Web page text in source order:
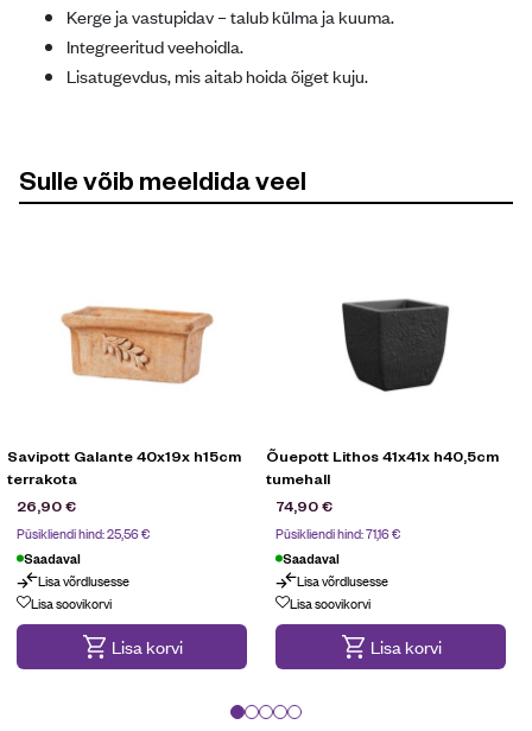
Kerge ja vastupidav – talub külma ja kuuma.
Integreeritud veehoidla.
Lisatugevdus, mis aitab hoida õiget kuju.
Sulle võib meeldida veel
Savipott Galante 40x19x h15cm
terrakota
26,90€
Püsikliendi hind:25,56€
Saadaval
Lisa võrdlusesse
Lisa soovikorvi
Lisa korvi
Õuepott Lithos 41x41x h40,5cm
tumehall
74,90€
Püsikliendi hind:71,16€
Saadaval
Lisa võrdlusesse
Lisa soovikorvi
Lisa korvi